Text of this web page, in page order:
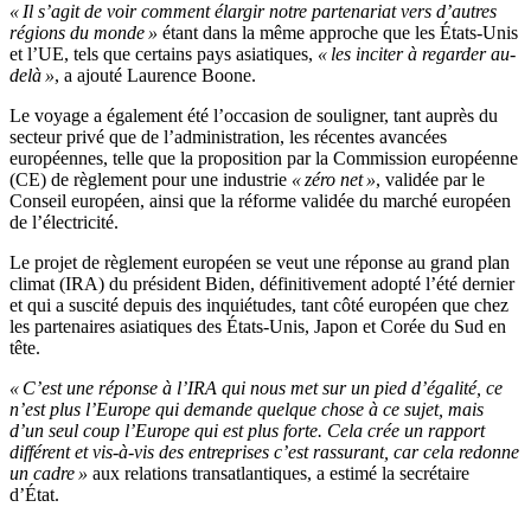
« Il s’agit de voir comment élargir notre partenariat vers d’autres
régions du monde » étant dans la même approche que les États-Unis
et l’UE, tels que certains pays asiatiques, « les inciter à regarder au-
delà », a ajouté Laurence Boone.
Le voyage a également été l’occasion de souligner, tant auprès du
secteur privé que de l’administration, les récentes avancées
européennes, telle que la proposition par la Commission européenne
(CE) de règlement pour une industrie « zéro net », validée par le
Conseil européen, ainsi que la réforme validée du marché européen
de l’électricité.
Le projet de règlement européen se veut une réponse au grand plan
climat (IRA) du président Biden, définitivement adopté l’été dernier
et qui a suscité depuis des inquiétudes, tant côté européen que chez
les partenaires asiatiques des États-Unis, Japon et Corée du Sud en
tête.
« C’est une réponse à l’IRA qui nous met sur un pied d’égalité, ce
n’est plus l’Europe qui demande quelque chose à ce sujet, mais
d’un seul coup l’Europe qui est plus forte. Cela crée un rapport
différent et vis-à-vis des entreprises c’est rassurant, car cela redonne
un cadre » aux relations transatlantiques, a estimé la secrétaire
d’État.